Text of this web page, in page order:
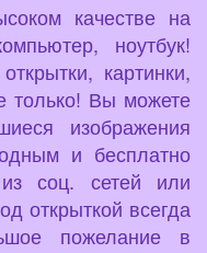
качестве на
ноутбук!
картинки,
только! Вы можете
изображения
и бесплатно
соц. сетей или
открыткой всегда
пожелание в